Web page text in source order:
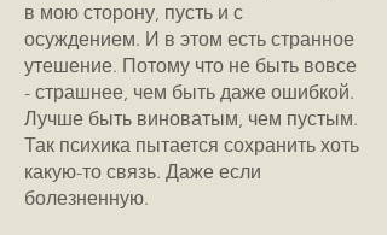
в мою сторону, пусть и с
осуждением. И в этом есть странное
утешение. Потому что не быть вовсе
- страшнее, чем быть даже ошибкой.
Лучше быть виноватым, чем пустым.
Так психика пытается сохранить хоть
какую-то связь. Даже если
болезненную.